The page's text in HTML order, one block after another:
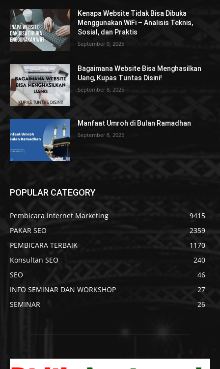
Kenapa Website Tidak Bisa Dibuka
Menggunakan WiFi – Analisis Teknis,
Sosial, dan Praktis
September 9, 2025
Bagaimana Website Bisa Menghasilkan
Uang, Kupas Tuntas Disini!
September 8, 2025
Manfaat Umroh di Bulan Ramadhan
September 8, 2025
POPULAR CATEGORY
Pembicara Internet Marketing
9415
PAKAR SEO
2359
PEMBICARA TERBAIK
1170
Konsultan SEO
240
SEO
46
INFO SEMINAR DAN WORKSHOP
27
SEMINAR
26